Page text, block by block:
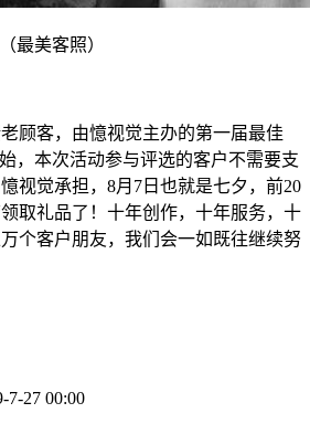
最美客照）
顾客，由憶视觉主办的第一届最佳
，本次活动参与评选的客户不需要支
视觉承担，8月7日也就是七夕，前20
取礼品了！十年创作，十年服务，十
个客户朋友，我们会一如既往继续努
7-27 00:00